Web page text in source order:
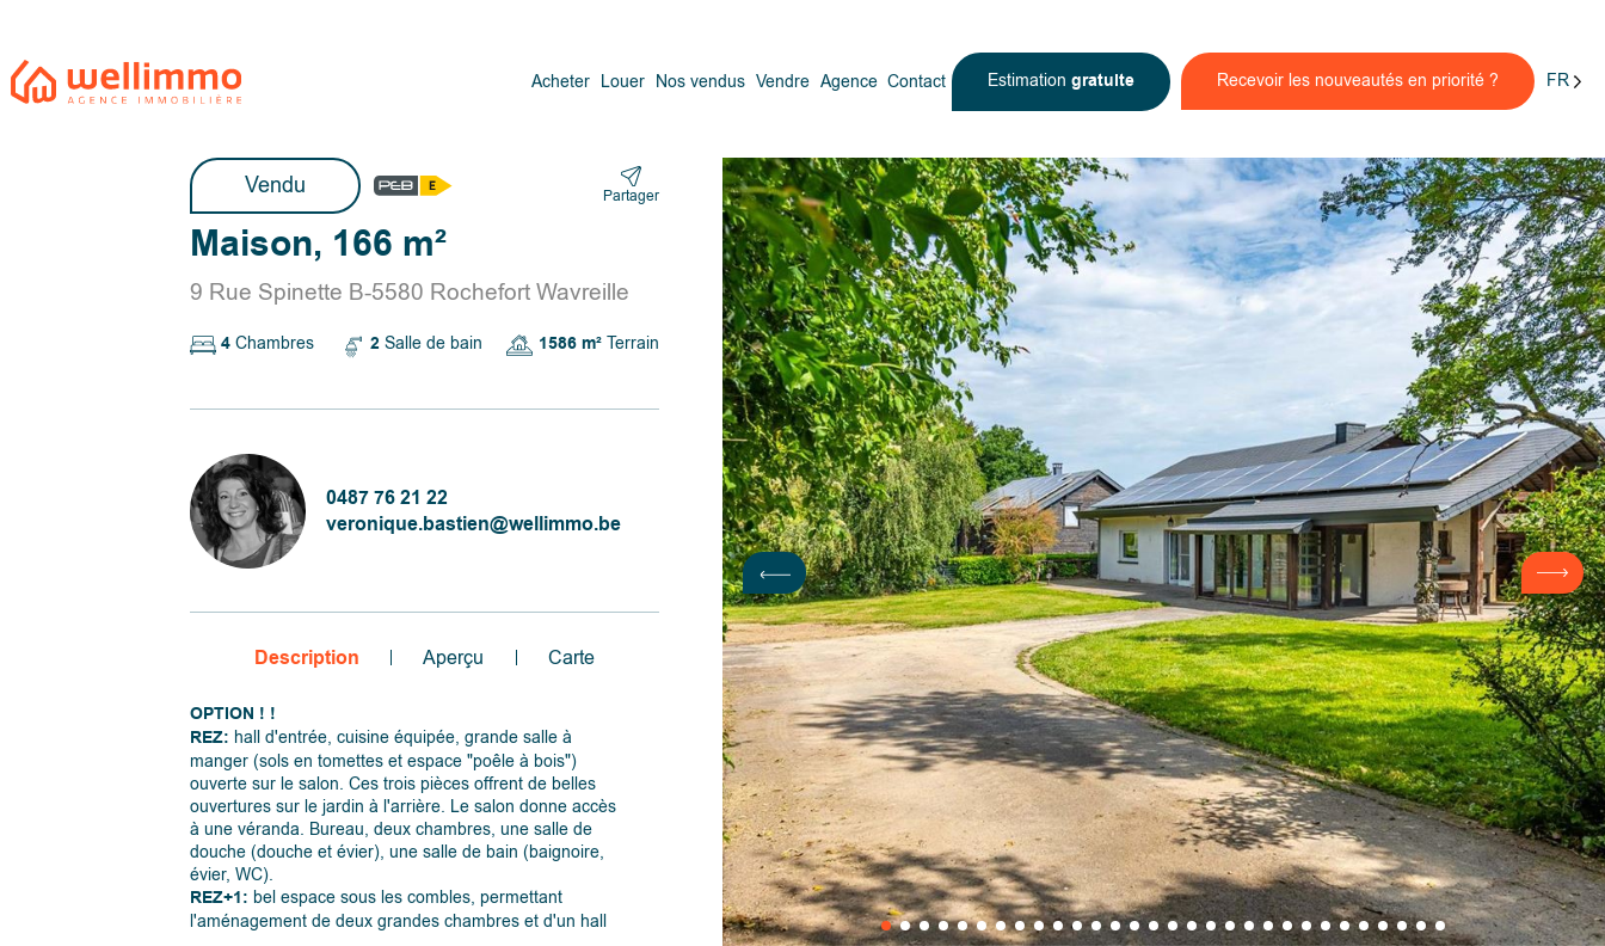
Acheter Louer Nos vendus Vendre Agence Contact Estimation gratuite Recevoir les nouveautés en priorité ? FR
Vendu Partager
Maison, 166 m²
9 Rue Spinette B-5580 Rochefort Wavreille
4 Chambres 2 Salle de bain 1586 m²Terrain
0487 76 21 22
veronique.bastien@wellimmo.be
Description Aperçu Carte
OPTION ! !
REZ: hall d'entrée, cuisine équipée, grande salle à
manger (sols en tomettes et espace "poêle à bois")
ouverte sur le salon. Ces trois pièces offrent de belles
ouvertures sur le jardin à l'arrière. Le salon donne accès
à une véranda. Bureau, deux chambres, une salle de
douche (douche et évier), une salle de bain (baignoire,
évier, WC).
REZ+1: bel espace sous les combles, permettant
l'aménagement de deux grandes chambres et d'un hall